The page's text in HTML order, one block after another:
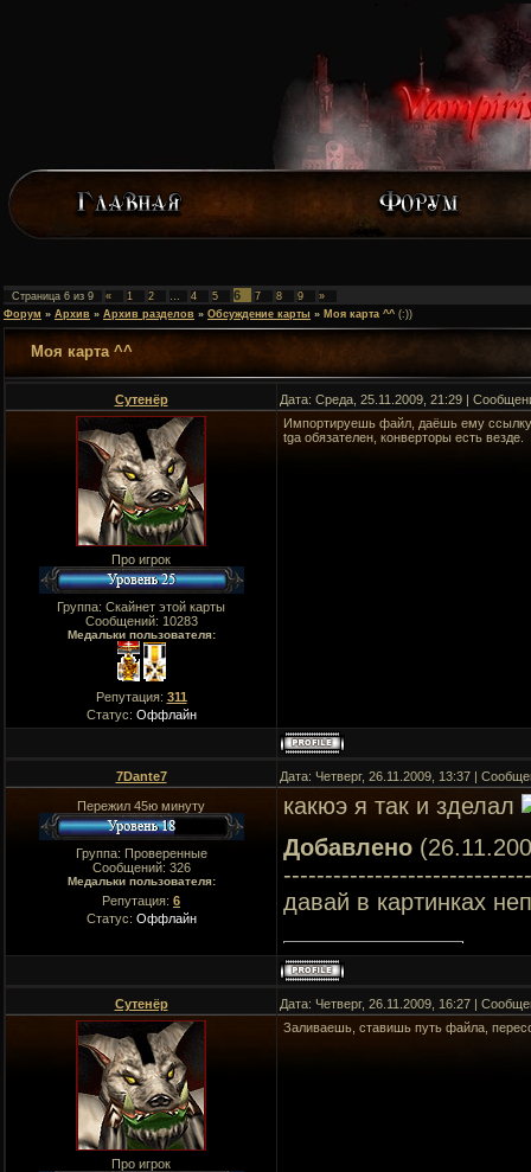
Страница 6 из 9 « 1 2 … 4 5 6 7 8 9
»
Форум » Архив » Архив разделов » Обсуждение карты » Моя карта ^^ (:))
Моя карта ^^
Сутенёр Дата: Среда, 25.11.2009, 21:29 |
Про игрок
Группа: Скайнет этой карты
Сообщений: 10283
Медальки пользователя:
Репутация: 311
Статус: Оффлайн
Импортируешь файл, даёшь ему
tga обязателен, конверторы есть везде.
7Dante7 Дата: Четверг, 26.11.2009, 13:37 |
Пережил 45ю минуту
Группа: Проверенные
Сообщений: 326
Медальки пользователя:
Репутация: 6
Статус: Оффлайн
какюэ я так и зделал
Добавлено
давай в картинках
Сутенёр Дата: Четверг, 26.11.2009, 16:27 |
Про игрок
Заливаешь, ставишь путь файла,